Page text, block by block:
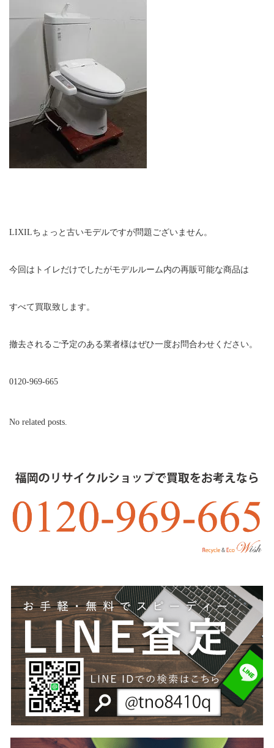
LIXILちょっと古いモデルですが問題ございません。
今回はトイレだけでしたがモデルルーム内の再販可能な商品は
すべて買取致します。
撤去されるご予定のある業者様はぜひ一度お問合わせください。
0120-969-665
No related posts.